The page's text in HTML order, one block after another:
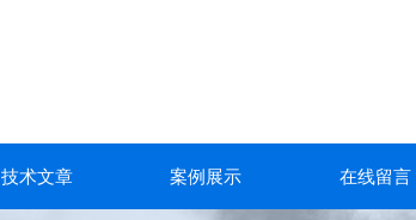
技术文章 案例展示 在线留言